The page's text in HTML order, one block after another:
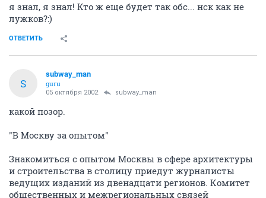
я знал, я знал! Кто ж еще будет так обс... нск как не
лужков?:)
ОТВЕТИТЬ
S
subway_man
guru
05 октября 2002 subway_man
какой позор.
"В Москву за опытом"
Знакомиться с опытом Москвы в сфере архитектуры
и строительства в столицу приедут журналисты
ведущих изданий из двенадцати регионов. Комитет
общественных и межрегиональных связей